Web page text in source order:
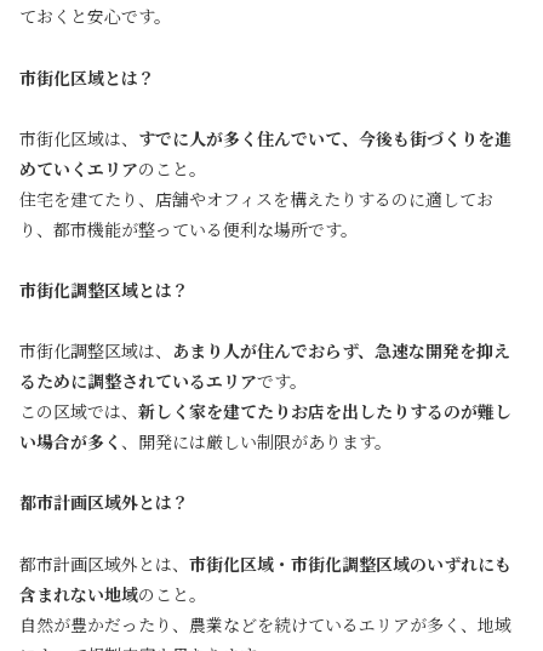
ておくと安心です。
市街化区域とは？
市街化区域は、 すでに人が多く住んでいて、今後も街づくりを進
めていくエリアのこと。
住宅を建てたり、店舗やオフィスを構えたりするのに適してお
り、都市機能が整っている便利な場所です。
市街化調整区域とは？
市街化調整区域は、 あまり人が住んでおらず、急速な開発を抑え
るために調整されているエリアです。
この区域では、 新しく家を建てたりお店を出したりするのが難し
い場合が多く 、開発には厳しい制限があります。
都市計画区域外とは？
都市計画区域外とは、 市街化区域・市街化調整区域のいずれにも
含まれない地域のこと。
自然が豊かだったり、農業などを続けているエリアが多く、地域